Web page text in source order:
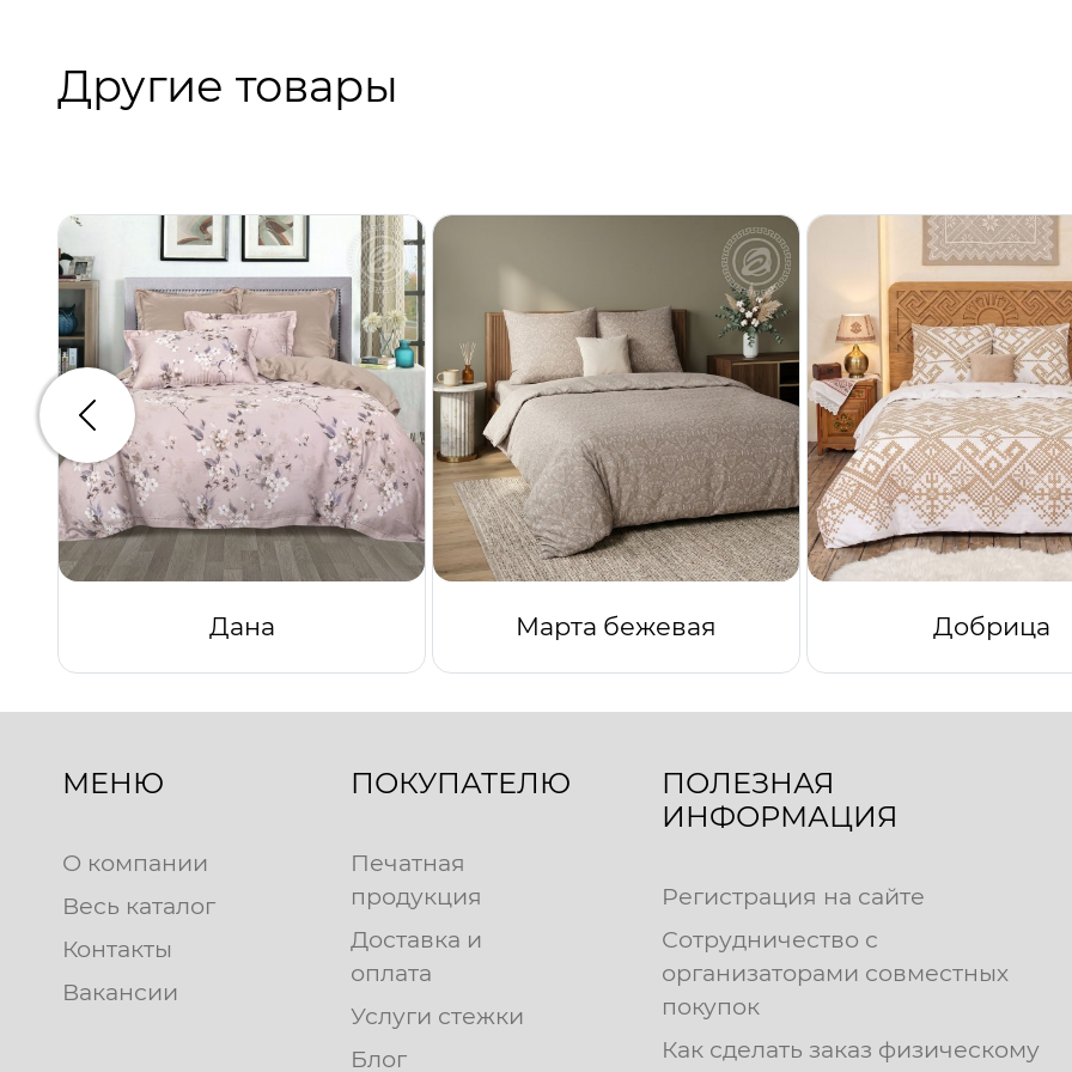
Другие товары
Дана Марта бежевая Добрица
Предыдущий
МЕНЮ
О компании
Весь каталог
Контакты
Вакансии
ПОКУПАТЕЛЮ
Печатная
продукция
Доставка и
оплата
Услуги стежки
Блог
ПОЛЕЗНАЯ
ИНФОРМАЦИЯ
Регистрация на сайте
Сотрудничество с
организаторами совместных
покупок
Как сделать заказ физическому